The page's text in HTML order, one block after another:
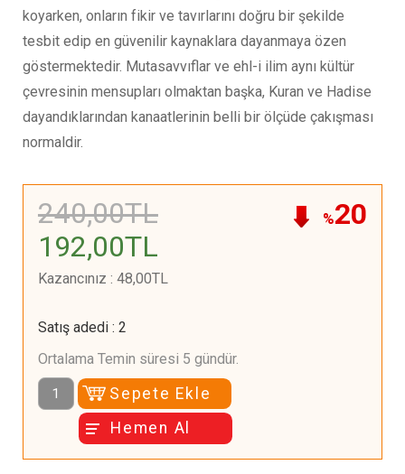
koyarken, onların fikir ve tavırlarını doğru bir şekilde
tesbit edip en güvenilir kaynaklara dayanmaya özen
göstermektedir. Mutasavvıflar ve ehl-i ilim aynı kültür
çevresinin mensupları olmaktan başka, Kuran ve Hadise
dayandıklarından kanaatlerinin belli bir ölçüde çakışması
normaldir.
%20
240,00TL
192,00TL
Kazancınız : 48,00TL
Satış adedi: 2
Ortalama Temin süresi 5 gündür.
Sepete Ekle
Hemen Al